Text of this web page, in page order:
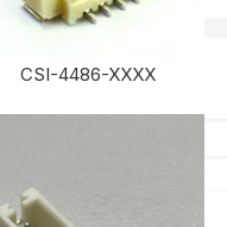
CSI-4486-XXXX